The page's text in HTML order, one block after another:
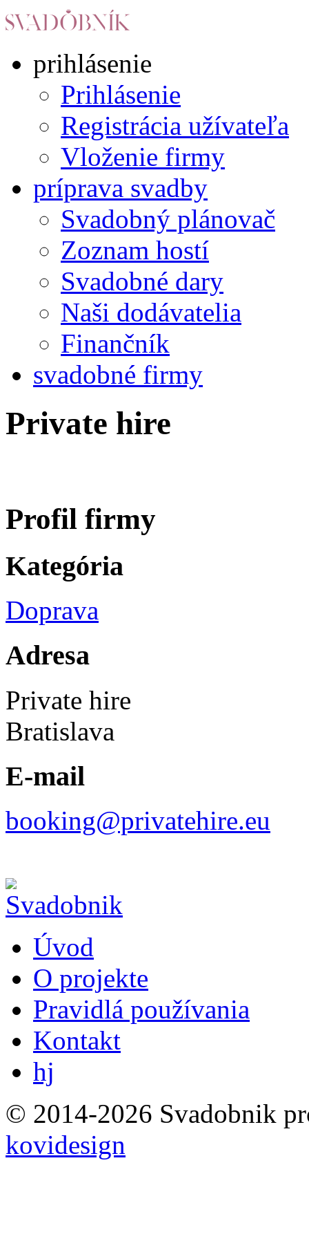
prihlásenie
Prihlásenie
Registrácia užívateľa
Vloženie firmy
príprava svadby
Svadobný plánovač
Zoznam hostí
Svadobné dary
Naši dodávatelia
Finančník
svadobné firmy
Private hire
Profil firmy
Kategória
Doprava
Adresa
Private hire
Bratislava
E-mail
booking@privatehire.eu
Úvod
O projekte
Pravidlá používania
Kontakt
hj
© 2014-2026 Svadobnik
kovidesign